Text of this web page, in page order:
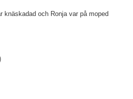
knäskadad och Ronja var på moped